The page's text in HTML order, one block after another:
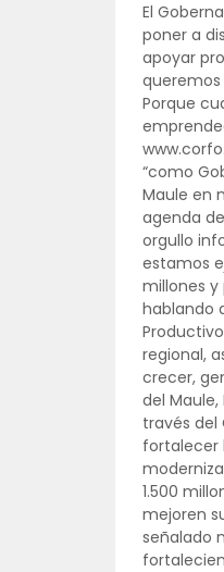
El
poner a
apoyar
Porque
“como
Maule en
agenda
orgullo
estamos
millones y
hablando
regional,
crecer,
del
través del
fortalecer
1.500
mejoren
señalado